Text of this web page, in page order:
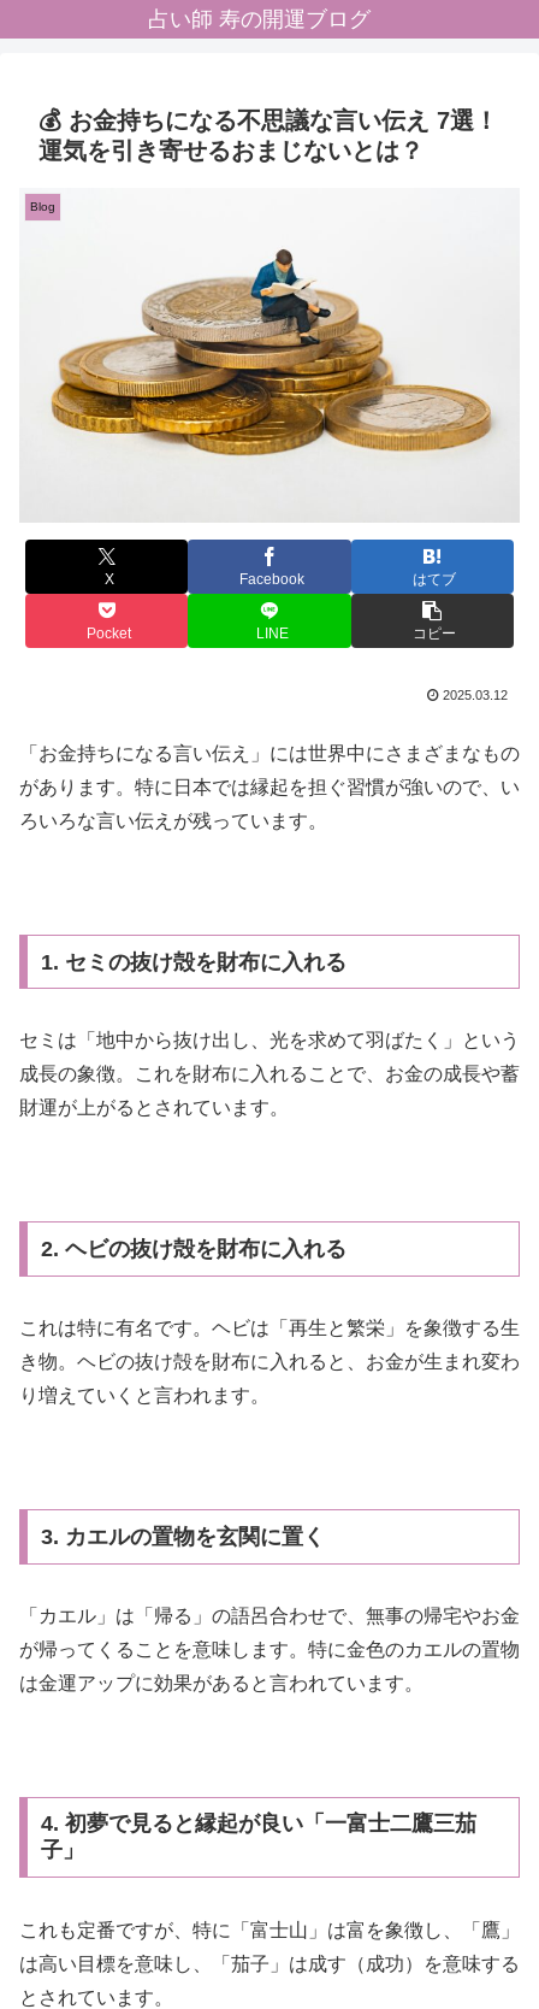
占い師 寿の開運ブログ
💰 お金持ちになる不思議な言い伝え 7選！
運気を引き寄せるおまじないとは？
Blog
X Facebook はてブ
Pocket LINE コピー
2025.03.12
「お金持ちになる言い伝え」には世界中にさまざまなもの
があります。特に日本では縁起を担ぐ習慣が強いので、い
ろいろな言い伝えが残っています。
1. セミの抜け殻を財布に入れる
セミは「地中から抜け出し、光を求めて羽ばたく」という
成長の象徴。これを財布に入れることで、お金の成長や蓄
財運が上がるとされています。
2. ヘビの抜け殻を財布に入れる
これは特に有名です。ヘビは「再生と繁栄」を象徴する生
き物。ヘビの抜け殻を財布に入れると、お金が生まれ変わ
り増えていくと言われます。
3. カエルの置物を玄関に置く
「カエル」は「帰る」の語呂合わせで、無事の帰宅やお金
が帰ってくることを意味します。特に金色のカエルの置物
は金運アップに効果があると言われています。
4. 初夢で見ると縁起が良い「一富士二鷹三茄
子」
これも定番ですが、特に「富士山」は富を象徴し、「鷹」
は高い目標を意味し、「茄子」は成す（成功）を意味する
とされています。